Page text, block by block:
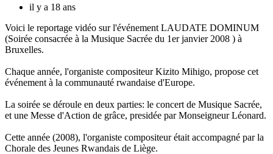
il y a 18 ans
Voici le reportage vidéo sur l'événement LAUDATE DOMINUM
(Soirée consacrée à la Musique Sacrée du 1er janvier 2008 ) à
Bruxelles.
Chaque année, l'organiste compositeur Kizito Mihigo, propose cet
événement à la communauté rwandaise d'Europe.
La soirée se déroule en deux parties: le concert de Musique Sacrée,
et une Messe d'Action de grâce, presidée par Monseigneur Léonard.
Cette année (2008), l'organiste compositeur était accompagné par la
Chorale des Jeunes Rwandais de Liège.